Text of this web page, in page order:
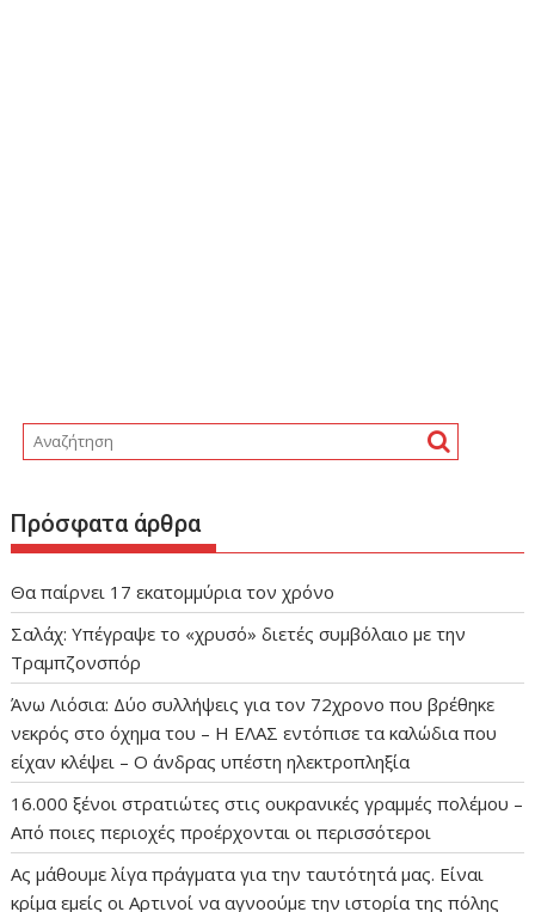
Πρόσφατα άρθρα
Θα παίρνει 17 εκατομμύρια τον χρόνο
Σαλάχ: Υπέγραψε το «χρυσό» διετές συμβόλαιο με την
Τραμπζονσπόρ
Άνω Λιόσια: Δύο συλλήψεις για τον 72χρονο που βρέθηκε
νεκρός στο όχημα του – Η ΕΛΑΣ εντόπισε τα καλώδια που
είχαν κλέψει – Ο άνδρας υπέστη ηλεκτροπληξία
16.000 ξένοι στρατιώτες στις ουκρανικές γραμμές πολέμου –
Από ποιες περιοχές προέρχονται οι περισσότεροι
Ας μάθουμε λίγα πράγματα για την ταυτότητά μας. Είναι
κρίμα εμείς οι Αρτινοί να αγνοούμε την ιστορία της πόλης